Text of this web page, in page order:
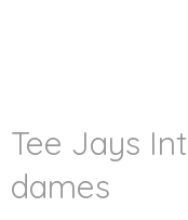
Tee Jays
dames